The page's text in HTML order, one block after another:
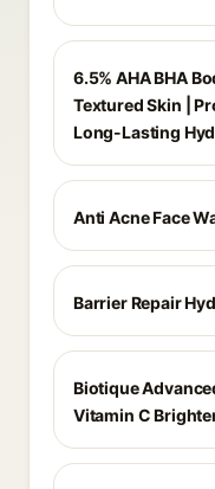
6.5% AHA BHA
Textured Skin |
Long-Lasting
Anti Acne Face
Barrier Repair
Biotique
Vitamin C